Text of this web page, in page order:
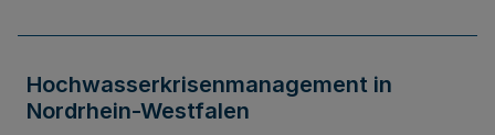
Hochwasserkrisenmanagement in
Nordrhein-Westfalen